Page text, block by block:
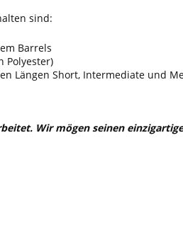
sind:
Barrels
Polyester)
Längen Short, Intermediate und
Wir mögen seinen